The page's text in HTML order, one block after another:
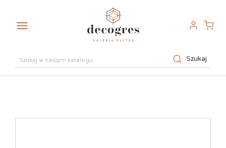

Szukaj